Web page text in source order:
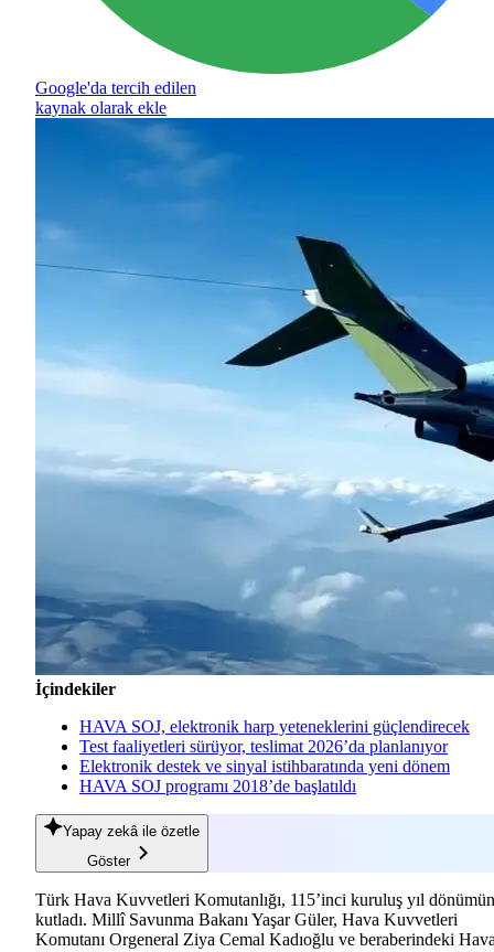
Google'da tercih edilen
kaynak olarak ekle
İçindekiler
HAVA SOJ, elektronik harp yeteneklerini güçlendirecek
Test faaliyetleri sürüyor, teslimat 2026’da planlanıyor
Elektronik destek ve sinyal istihbaratında yeni dönem
HAVA SOJ programı 2018’de başlatıldı
Yapay zekâ ile özetle
Göster
Türk Hava Kuvvetleri Komutanlığı, 115’inci kuruluş yıl
kutladı. Millî Savunma Bakanı Yaşar Güler, Hava Kuvvetleri
Komutanı Orgeneral Ziya Cemal Kadıoğlu ve beraberindeki